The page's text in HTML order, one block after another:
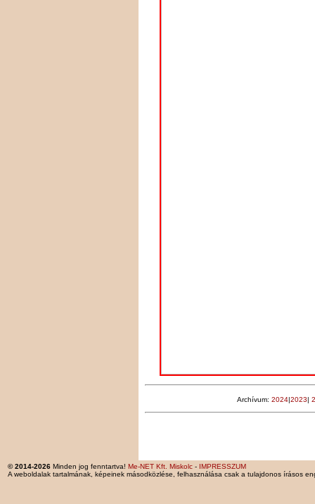
Archívum: 2024|2023|
© 2014-2026 Minden jog fenntartva! Me-NET Kft. Miskolc - IMPRESSZUM
A weboldalak tartalmának, képeinek másodközlése, felhasználása csak a tulajdonos írásos